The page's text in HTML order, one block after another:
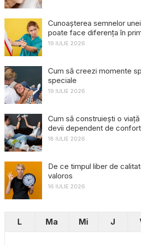
Cunoașterea semnelor
poate face diferența în
19 IULIE 2026
Cum să creezi momente
speciale
19 IULIE 2026
Cum să construiești o
devii dependent de confort
18 IULIE 2026
De ce timpul liber de
valoros
16 IULIE 2026
L Ma Mi J